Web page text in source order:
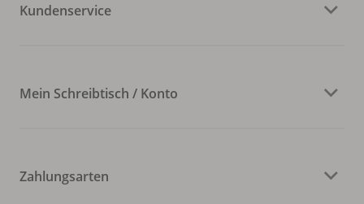
Kundenservice
Mein Schreibtisch / Konto
Zahlungsarten